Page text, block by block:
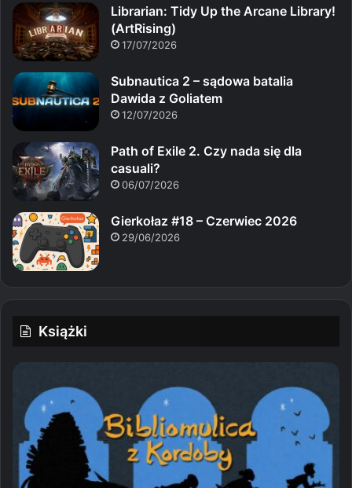
Librarian: Tidy Up the Arcane Library!
(ArtRising)
17/07/2026
Subnautica 2 – sądowa batalia
Dawida z Goliatem
12/07/2026
Path of Exile 2. Czy nada się dla
casuali?
06/07/2026
Gierkołaz #18 – Czerwiec 2026
29/06/2026
Książki